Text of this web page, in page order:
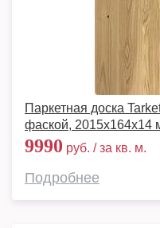
Паркетная доска
фаской, 2015х164х14
9990 руб. / за кв. м.
Подробнее